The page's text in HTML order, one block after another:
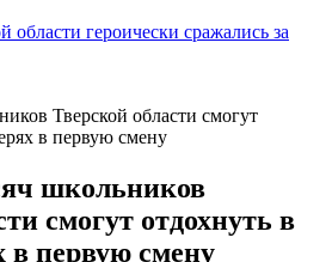
области героически сражались за
Тверской области смогут
в первую смену
школьников
смогут отдохнуть в
в первую смену